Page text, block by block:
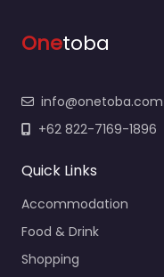
Onetoba
info@onetoba.com
+62 822-7169-1896
Quick Links
Accommodation
Food & Drink
Shopping